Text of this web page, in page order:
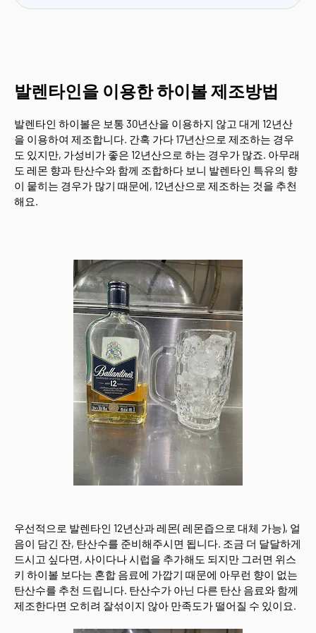
발렌타인을 이용한 하이볼 제조방법
발렌타인 하이볼은 보통 30년산을 이용하지 않고 대게 12년산
을 이용하여 제조합니다. 간혹 가다 17년산으로 제조하는 경우
도 있지만, 가성비가 좋은 12년산으로 하는 경우가 많죠. 아무래
도 레몬 향과 탄산수와 함께 조합하다 보니 발렌타인 특유의 향
이 뭍히는 경우가 많기 때문에, 12년산으로 제조하는 것을 추천
해요.
우선적으로 발렌타인 12년산과 레몬( 레몬즙으로 대체 가능), 얼
음이 담긴 잔, 탄산수를 준비해주시면 됩니다. 조금 더 달달하게
드시고 싶다면, 사이다나 시럽을 추가해도 되지만 그러면 위스
키 하이볼 보다는 혼합 음료에 가깝기 때문에 아무런 향이 없는
탄산수를 추천 드립니다. 탄산수가 아닌 다른 탄산 음료와 함께
제조한다면 오히려 잘섞이지 않아 만족도가 떨어질 수 있이요.